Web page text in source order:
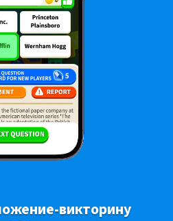
викторину